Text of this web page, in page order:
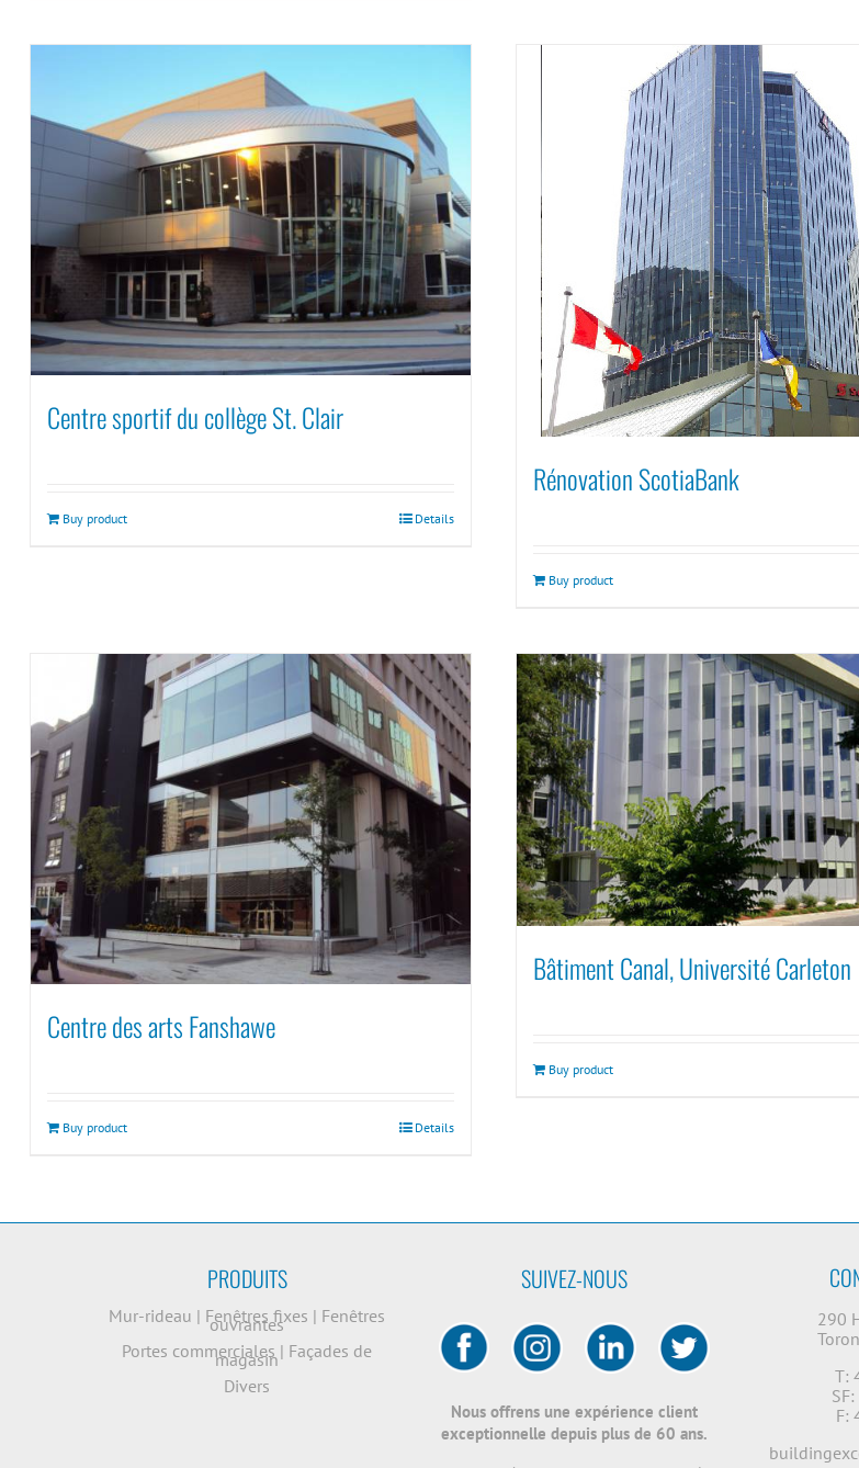
Centre sportif du collège St. Clair
Buy product Details
Rénovation ScotiaBank
Buy product
Centre des arts Fanshawe
Buy product Details
Bâtiment Canal, Université Carleton
Buy product
PRODUITS
Mur-rideau | Fenêtres fixes | Fenêtres
ouvrantes
Portes commerciales | Façades de
magasin
Divers
SUIVEZ-NOUS
Nous offrens une expérience client
exceptionnelle depuis plus de 60 ans.
290
T:
F: